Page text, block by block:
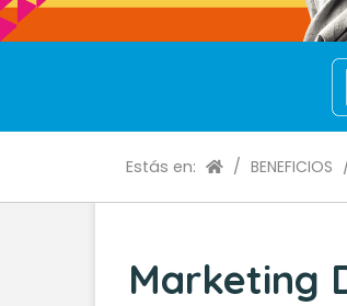
Estás en: / BENEFICIOS
Marketing